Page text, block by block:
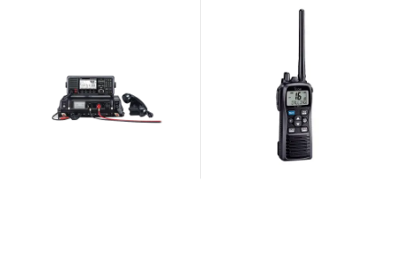
Tx:156.025-157.425MHz,
cargador, cable de
encendedor y correa.